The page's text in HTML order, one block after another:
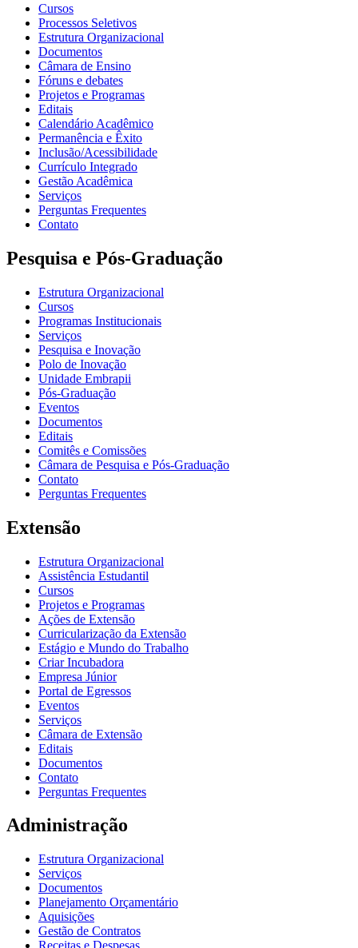
Cursos
Processos Seletivos
Estrutura Organizacional
Documentos
Câmara de Ensino
Fóruns e debates
Projetos e Programas
Editais
Calendário Acadêmico
Permanência e Êxito
Inclusão/Acessibilidade
Currículo Integrado
Gestão Acadêmica
Serviços
Perguntas Frequentes
Contato
Pesquisa e Pós-Graduação
Estrutura Organizacional
Cursos
Programas Institucionais
Serviços
Pesquisa e Inovação
Polo de Inovação
Unidade Embrapii
Pós-Graduação
Eventos
Documentos
Editais
Comitês e Comissões
Câmara de Pesquisa e Pós-Graduação
Contato
Perguntas Frequentes
Extensão
Estrutura Organizacional
Assistência Estudantil
Cursos
Projetos e Programas
Ações de Extensão
Curricularização da Extensão
Estágio e Mundo do Trabalho
Criar Incubadora
Empresa Júnior
Portal de Egressos
Eventos
Serviços
Câmara de Extensão
Editais
Documentos
Contato
Perguntas Frequentes
Administração
Estrutura Organizacional
Serviços
Documentos
Planejamento Orçamentário
Aquisições
Gestão de Contratos